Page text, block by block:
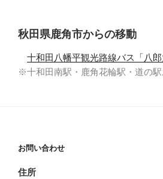
秋田県鹿角市からの移動
十和田八幡平観光路線バス「八郎
※十和田南駅・鹿角花輪駅・道の
お問い合わせ
住所